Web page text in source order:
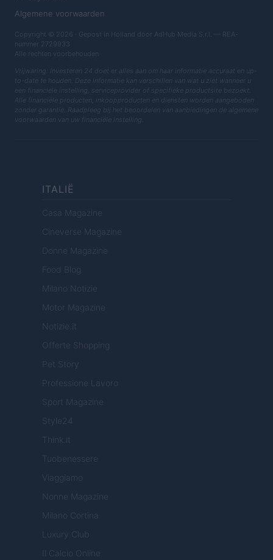
Algemene voorwaarden
Copyright © 2026 · Gepost in Holland door AdHub Media S.r.l. — REA-
nummer 2729933
Alle rechten voorbehouden
Vrijwaring: Investeren 24 doet er alles aan om haar informatie accuraat en up-
to-date te houden. Deze informatie kan verschillen van wat u ziet wanneer u
een financiële instelling, serviceprovider of specifieke productsite bezoekt.
Alle financiële producten, inkoopproducten en diensten worden aangeboden
zonder garantie. Raadpleeg bij het beoordelen van aanbiedingen de algemene
voorwaarden van uw financiële instelling.
ITALIË
Casa Magazine
Cineverse Magazine
Donne Magazine
Food Blog
Milano Notizie
Motor Magazine
Notizie.it
Offerte Shopping
Pet Story
Professione Lavoro
Sport Magazine
Style24
Think.it
Tuobenessere
Viaggiamo
Nonne Magazine
Milano Cortina
Luxury Club
Il Calcio Online